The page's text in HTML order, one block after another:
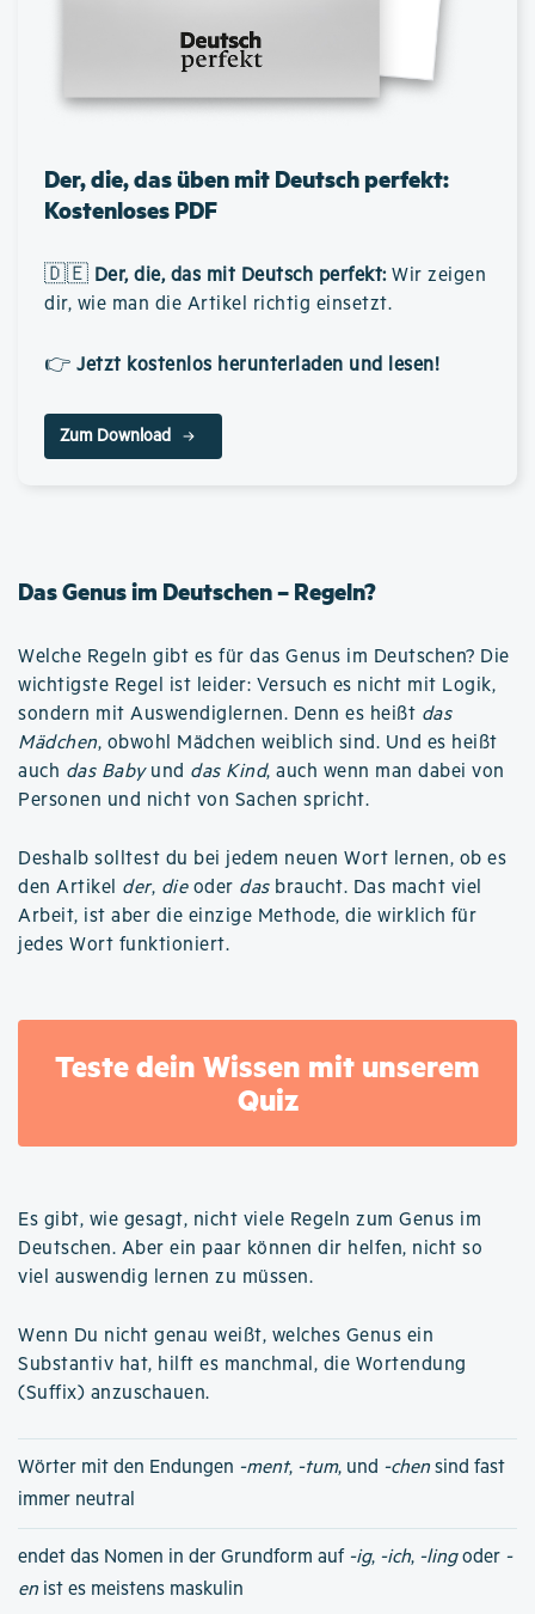
Der, die, das üben mit Deutsch perfekt:
Kostenloses PDF
🇩🇪 Der, die, das mit Deutsch perfekt: Wir zeigen
dir, wie man die Artikel richtig einsetzt.
👉 Jetzt kostenlos herunterladen und lesen!
Zum Download
Das Genus im Deutschen – Regeln?
Welche Regeln gibt es für das Genus im Deutschen? Die
wichtigste Regel ist leider: Versuch es nicht mit Logik,
sondern mit Auswendiglernen. Denn es heißt das
Mädchen, obwohl Mädchen weiblich sind. Und es heißt
auch das Babyund das Kind, auch wenn man dabei von
Personen und nicht von Sachen spricht.
Deshalb solltest du bei jedem neuen Wort lernen, ob es
den Artikel der, dieoder dasbraucht. Das macht viel
Arbeit, ist aber die einzige Methode, die wirklich für
jedes Wort funktioniert.
Teste dein Wissen mit unserem
Quiz
Es gibt, wie gesagt, nicht viele Regeln zum Genus im
Deutschen. Aber ein paar können dir helfen, nicht so
viel auswendig lernen zu müssen.
Wenn Du nicht genau weißt, welches Genus ein
Substantiv hat, hilft es manchmal, die Wortendung
(Suffix) anzuschauen.
Wörter mit den Endungen -ment, -tum, und -chen sind fast
immer neutral
endet das Nomen in der Grundform auf -ig, -ich, -lingoder -
en ist es meistens maskulin